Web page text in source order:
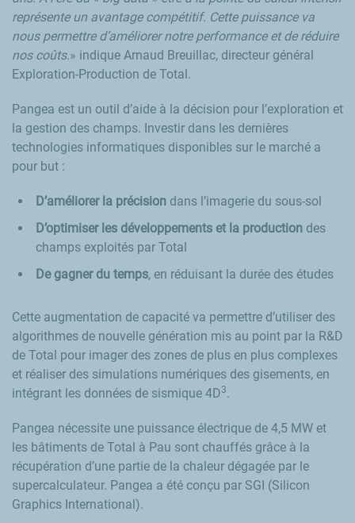
représente un avantage compétitif. Cette puissance va
nous permettre d’améliorer notre performance et de réduire
nos coûts.» indique Arnaud Breuillac, directeur général
Exploration-Production de Total.
Pangea est un outil d’aide à la décision pour l’exploration et
la gestion des champs. Investir dans les dernières
technologies informatiques disponibles sur le marché a
pour but :
D’améliorer la précision dans l’imagerie du sous-sol
D’optimiser les développements et la production des
champs exploités par Total
De gagner du temps, en réduisant la durée des études
Cette augmentation de capacité va permettre d’utiliser des
algorithmes de nouvelle génération mis au point par la R&D
de Total pour imager des zones de plus en plus complexes
et réaliser des simulations numériques des gisements, en
intégrant les données de sismique 4D3.
Pangea nécessite une puissance électrique de 4,5 MW et
les bâtiments de Total à Pau sont chauffés grâce à la
récupération d’une partie de la chaleur dégagée par le
supercalculateur. Pangea a été conçu par SGI (Silicon
Graphics International).